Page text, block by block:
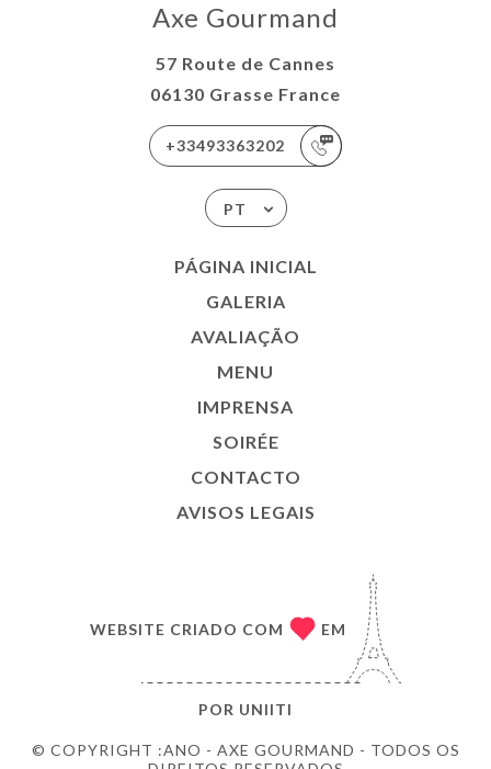
Axe Gourmand
57 Route de Cannes
06130 Grasse France
+33493363202
PT
PÁGINA INICIAL
GALERIA
AVALIAÇÃO
MENU
IMPRENSA
SOIRÉE
CONTACTO
AVISOS LEGAIS
© COPYRIGHT :ANO - AXE GOURMAND - TODOS OS
WEBSITE CRIADO COM EM
POR UNIITI